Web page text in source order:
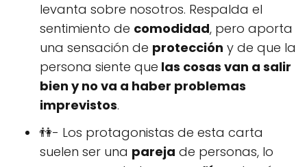
levanta sobre nosotros. Respalda el
sentimiento de comodidad, pero aporta
una sensación de protección y de que la
persona siente que las cosas van a salir
bien y no va a haber problemas
imprevistos.
👫- Los protagonistas de esta carta
suelen ser una pareja de personas, lo